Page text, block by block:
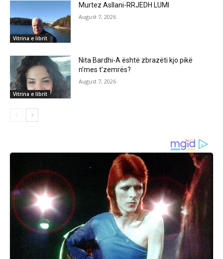
Vitrina e librit
Murtez Asllani-RRJEDH LUMI
August 7, 2026
Vitrina e librit
Nita Bardhi-A është zbrazëti kjo pikë
n’mes t’zemrës?
August 7, 2026